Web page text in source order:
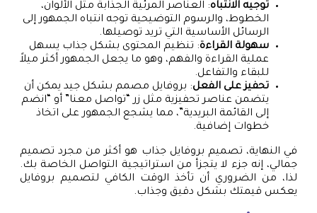
توجيه الانتباه: العناصر المرئية الجذابة مثل الألوان،
الخطوط، والرسوم التوضيحية توجه انتباه الجمهور إلى
الرسائل الأساسية التي تريد توصيلها.
سهولة القراءة: تنظيم المحتوى بشكل جذاب يسهل
عملية القراءة والفهم، وهو ما يجعل الجمهور أكثر ميلاً
للبقاء والتفاعل.
تحفيز على الفعل: بروفايل مصمم بشكل جيد يمكن أن
يتضمن عناصر تحفيزية مثل زر “تواصل معنا” أو “انضم
إلى القائمة البريدية”، مما يشجع الجمهور على اتخاذ
خطوات إضافية.
في النهاية، تصميم بروفايل جذاب هو أكثر من مجرد تصميم
جمالي، إنه جزء لا يتجزأ من استراتيجية التواصل الخاصة بك.
لذا، من الضروري أن تأخذ الوقت الكافي لتصميم بروفايل
يعكس قيمتك بشكل دقيق وجذاب.